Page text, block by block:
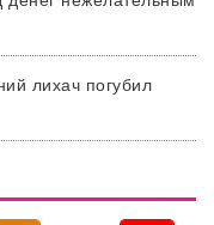
лихач погубил